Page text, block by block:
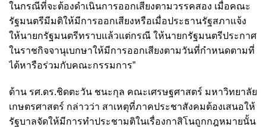
ในกรณีที่จะต้องดำเนินการออกเสียงตามวรรคสอง เมื่อคณะ
รัฐมนตรีมีมติให้มีการออกเสียงหรือเมื่อประธานรัฐสภาแจ้ง
ให้นายกรัฐมนตรีทราบแล้วแต่กรณี ให้นายกรัฐมนตรีประกาศ
ในราชกิจจานุเบกษาให้มีการออกเสียงตามวันที่กำหนดตามที่
ได้หารือร่วมกับคณะกรรมการ”
ด้าน รศ.ดร.ชิดตะวัน ชนะกุล คณะเศรษฐศาสตร์ มหาวิทยาลัย
เกษตรศาสตร์ กล่าวว่า สาเหตุที่ภาคประชาสังคมต้องเสนอให้
รัฐบาลจัดให้มีการทำประชามติในเรื่องกาสิโนถูกกฎหมายนั้น